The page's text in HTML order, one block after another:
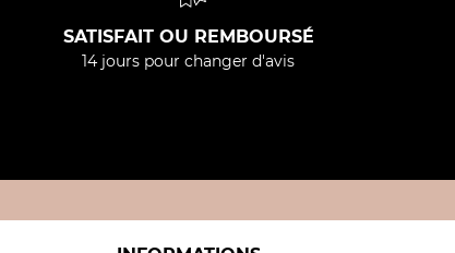
SATISFAIT OU REMBOURSÉ
14 jours pour changer d'avis